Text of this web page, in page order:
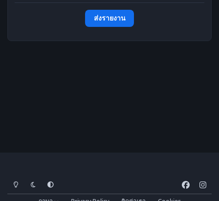
ส่งรายงาน
โหมดสว่างโหมดมืด การตั้งค่าระบบ
a
n